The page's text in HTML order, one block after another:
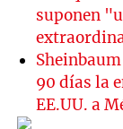
suponen
90 días la
EE.UU. a